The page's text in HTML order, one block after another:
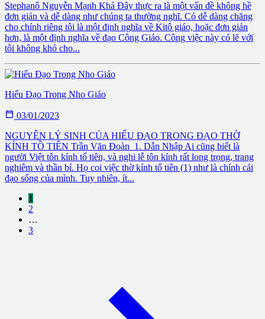
Stephanô Nguyễn Mạnh Khả Ðây thực ra là một vấn đề không hề
đơn giản và dễ dàng như chúng ta thường nghĩ. Có dễ dàng chăng
cho chính riêng tôi là một định nghĩa về Kitô giáo, hoặc đơn giản
hơn, là một định nghĩa về đạo Công Giáo. Công việc này có lẽ với
tôi không khó cho...
Hiếu Ðạo Trong Nho Giáo
 03/01/2023
NGUYÊN LÝ SINH CỦA HIẾU ĐẠO TRONG ĐẠO THỜ
KÍNH TỒ TIÊN Trần Văn Đoàn 1. Dẫn Nhập Ai cũng biết là
người Việt tôn kính tổ tiên, và nghi lễ tôn kính rất long trọng, trang
nghiêm và thần bí. Họ coi việc thờ kính tổ tiên (1) như là chính cái
đạo sống của mình. Tuy nhiên, ít...
1
2
…
3